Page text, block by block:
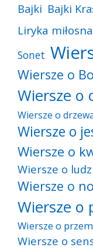
Bajki Bajki
Liryka miłosna
Sonet
Wiersze o
Wiersze o
Wiersze o
Wiersze o
Wiersze o
Wiersze o
Wiersze o
Wiersze o
Wiersze o
Wiersze o